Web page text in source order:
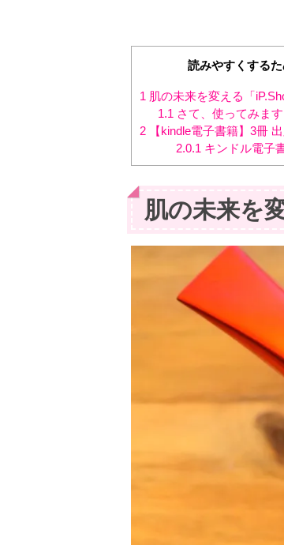
読みやすくする
1 肌の未来を変える「
1.1 さて、使ってみま
2 【kindle電子書籍】3冊
2.0.1 キンドル電子
肌の未来を